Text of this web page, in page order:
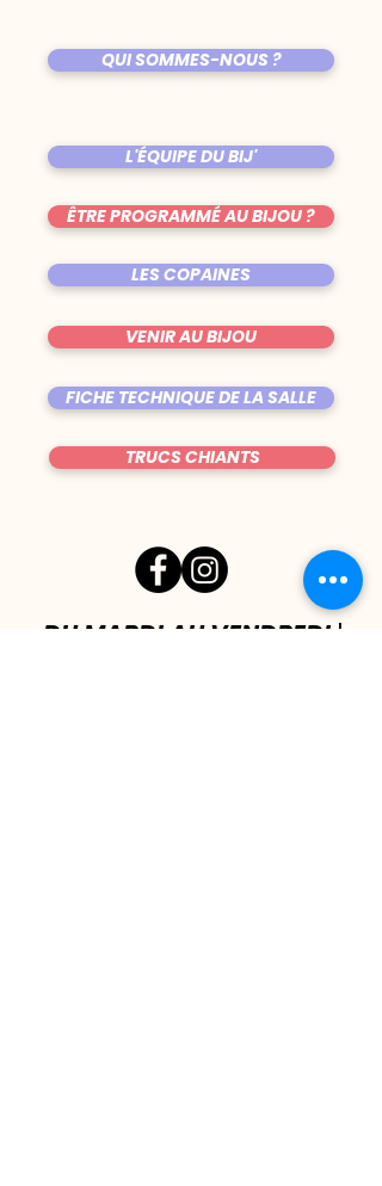
QUI SOMMES-NOUS ?
L'ÉQUIPE DU BIJ'
ÊTRE PROGRAMMÉ AU BIJOU ?
LES COPAINES
VENIR AU BIJOU
FICHE TECHNIQUE DE LA SALLE
TRUCS CHIANTS
DU MARDI AU VENDREDI |